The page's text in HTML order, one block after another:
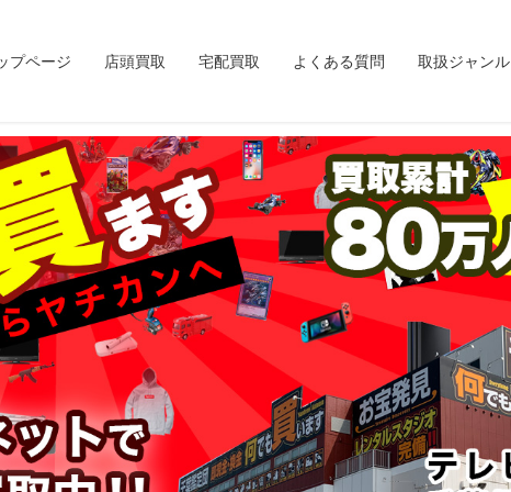
プページ 店頭買取 宅配買取 よくある質問 取扱ジャンル